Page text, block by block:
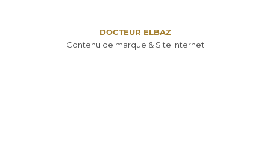
DOCTEUR ELBAZ
Contenu de marque & Site internet